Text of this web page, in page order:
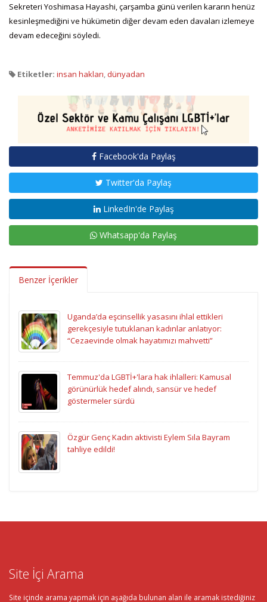
Sekreteri Yoshimasa Hayashi, çarşamba günü verilen kararın henüz
kesinleşmediğini ve hükümetin diğer devam eden davaları izlemeye
devam edeceğini söyledi.
Etiketler: insan hakları dünyadan
Facebook'da Paylaş
Twitter'da Paylaş
LinkedIn'de Paylaş
Whatsapp'da Paylaş
Benzer İçerikler
Uganda’da eşcinsellik yasasını ihlal ettikleri
gerekçesiyle tutuklanan kadınlar anlatıyor:
“Cezaevinde olmak hayatımızı mahvetti”
Temmuz'da LGBTİ+'lara hak ihlalleri: Kamusal
görünürlük hedef alındı, sansür ve hedef
göstermeler sürdü
Özgür Genç Kadın aktivisti Eylem Sıla Bayram
tahliye edildi!
Site İçi Arama
Site içinde arama yapmak için aşağıda bulunan alan ile aramak istediğiniz